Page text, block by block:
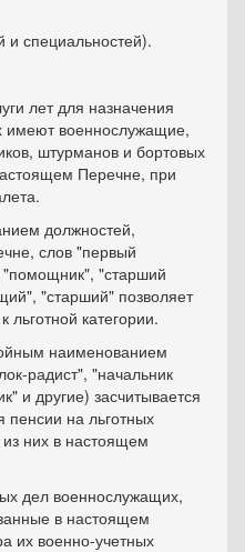
специальностей).
лет для назначения
имеют военнослужащие,
штурманов и бортовых
Перечне, при
должностей,
слов "первый
"помощник", "старший
"старший" позволяет
льготной категории.
наименованием
радист", "начальник
и другие) засчитывается
пенсии на льготных
них в настоящем
дел военнослужащих,
в настоящем
их военно-учетных